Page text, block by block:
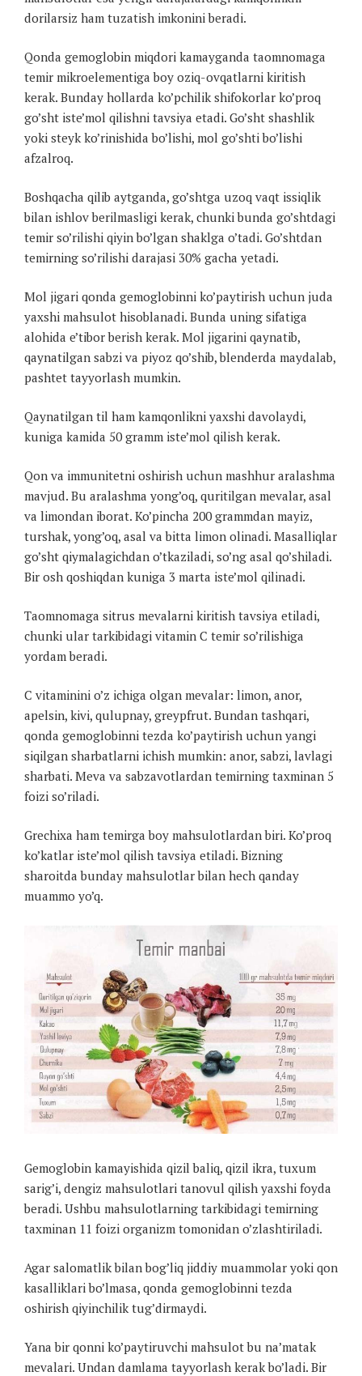
dorilarsiz ham tuzatish imkonini beradi.
Qonda gemoglobin miqdori kamayganda taomnomaga
temir mikroelementiga boy oziq-ovqatlarni kiritish
kerak. Bunday hollarda ko’pchilik shifokorlar ko’proq
go’sht iste’mol qilishni tavsiya etadi. Go’sht shashlik
yoki steyk ko’rinishida bo’lishi, mol go’shti bo’lishi
afzalroq.
Boshqacha qilib aytganda, go’shtga uzoq vaqt issiqlik
bilan ishlov berilmasligi kerak, chunki bunda go’shtdagi
temir so’rilishi qiyin bo’lgan shaklga o’tadi. Go’shtdan
temirning so’rilishi darajasi 30% gacha yetadi.
Mol jigari qonda gemoglobinni ko’paytirish uchun juda
yaxshi mahsulot hisoblanadi. Bunda uning sifatiga
alohida e’tibor berish kerak. Mol jigarini qaynatib,
qaynatilgan sabzi va piyoz qo’shib, blenderda maydalab,
pashtet tayyorlash mumkin.
Qaynatilgan til ham kamqonlikni yaxshi davolaydi,
kuniga kamida 50 gramm iste’mol qilish kerak.
Qon va immunitetni oshirish uchun mashhur aralashma
mavjud. Bu aralashma yong’oq, quritilgan mevalar, asal
va limondan iborat. Ko’pincha 200 grammdan mayiz,
turshak, yong’oq, asal va bitta limon olinadi. Masalliqlar
go’sht qiymalagichdan o’tkaziladi, so’ng asal qo’shiladi.
Bir osh qoshiqdan kuniga 3 marta iste’mol qilinadi.
Taomnomaga sitrus mevalarni kiritish tavsiya etiladi,
chunki ular tarkibidagi vitamin C temir so’rilishiga
yordam beradi.
C vitaminini o’z ichiga olgan mevalar: limon, anor,
apelsin, kivi, qulupnay, greypfrut. Bundan tashqari,
qonda gemoglobinni tezda ko’paytirish uchun yangi
siqilgan sharbatlarni ichish mumkin: anor, sabzi, lavlagi
sharbati. Meva va sabzavotlardan temirning taxminan 5
foizi so’riladi.
Grechixa ham temirga boy mahsulotlardan biri. Ko’proq
ko’katlar iste’mol qilish tavsiya etiladi. Bizning
sharoitda bunday mahsulotlar bilan hech qanday
muammo yo’q.
Gemoglobin kamayishida qizil baliq, qizil ikra, tuxum
sarig’i, dengiz mahsulotlari tanovul qilish yaxshi foyda
beradi. Ushbu mahsulotlarning tarkibidagi temirning
taxminan 11 foizi organizm tomonidan o’zlashtiriladi.
Agar salomatlik bilan bog’liq jiddiy muammolar yoki qon
kasalliklari bo’lmasa, qonda gemoglobinni tezda
oshirish qiyinchilik tug’dirmaydi.
Yana bir qonni ko’paytiruvchi mahsulot bu na’matak
mevalari. Undan damlama tayyorlash kerak bo’ladi. Bir